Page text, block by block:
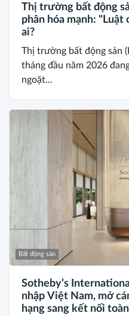
Thị trường bất động
phân hóa mạnh:
ai?
Thị trường bất động sản
tháng đầu năm 2026
ngoặt...
Bất động sản
Sotheby’s
nhập Việt Nam, mở
hạng sang kết nối